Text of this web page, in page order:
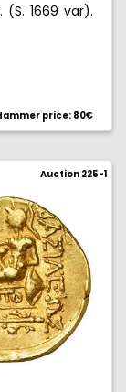
1669 var).
price: 80€
Auction 225-1